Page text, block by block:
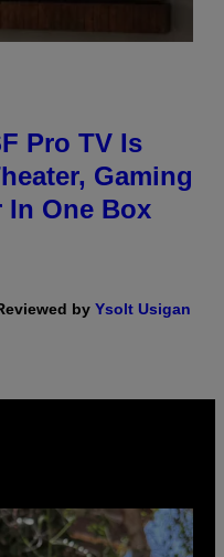
Pro TV Is
Gaming
In One Box
by Ysolt Usigan